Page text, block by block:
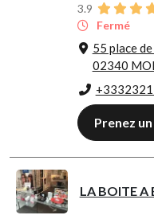
3.9
Fermé
55 place
02340
Prenez
LA BOITE A